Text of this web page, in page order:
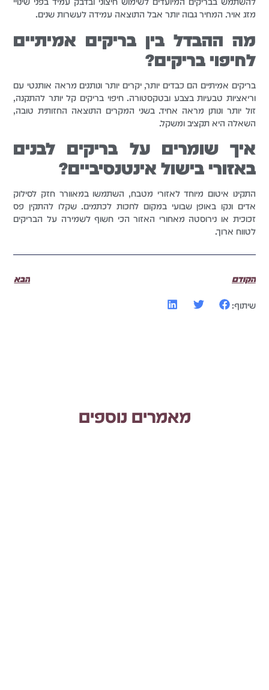
מזג אויר. המחיר גבוה יותר אבל התוצאה עמידה לעשרות שנים.
מה ההבדל בין בריקים אמיתיים
לחיפוי בריקים?
בריקים אמיתיים הם כבדים יותר, יקרים יותר ונותנים מראה אותנטי עם
וריאציות טבעיות בצבע ובטקסטורה. חיפוי בריקים קל יותר להתקנה,
זול יותר ונותן מראה אחיד. בשני המקרים התוצאה החזותית טובה,
השאלה היא תקציב ומשקל.
איך שומרים על בריקים לבנים
באזורי בישול אינטנסיביים?
התקינו איטום מיוחד לאזורי מטבח, השתמשו במאוורר חזק לסילוק
אדים ונקו באופן שבועי במקום לחכות לכתמים. שקלו להתקין פס
זכוכית או נירוסטה מאחורי האזור הכי חשוף לשמירה על הבריקים
לטווח ארוך.
הקודם הבא
שיתוף:
מאמרים נוספים